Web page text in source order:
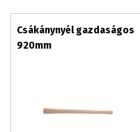
Csákánynyél gazdaságos
920mm